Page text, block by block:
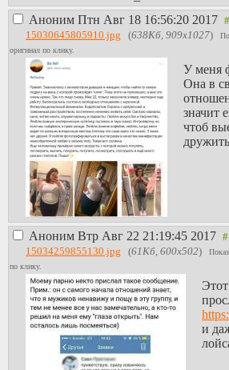
Аноним Птн Авг 18 16:56:20 2017
15030645805910.jpg (638Кб, 909x1027)
оригинал по клику.
У меня
Она в
значит
чтоб
Аноним Втр Авг 22 21:19:45 2017
15034259855130.jpg (61Кб, 600x502)
по клику.
и